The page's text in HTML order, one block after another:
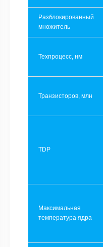
Разблокированный
множитель
Техпроцесс, нм
Транзисторов, млн
TDP
Максимальная
температура ядра